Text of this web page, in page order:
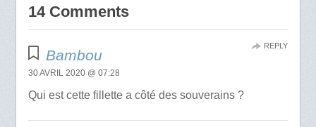
14 Comments
Bambou
30 AVRIL 2020 @ 07:28
Qui est cette fillette a côté des souverains ?
REPLY